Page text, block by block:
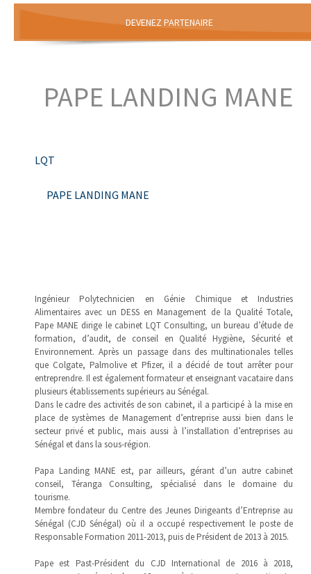
DEVENEZ PARTENAIRE
PAPE LANDING MANE
LQT
PAPE LANDING MANE
Ingénieur Polytechnicien en Génie Chimique et Industries
Alimentaires avec un DESS en Management de la Qualité Totale,
Pape MANE dirige le cabinet LQT Consulting, un bureau d’étude de
formation, d’audit, de conseil en Qualité Hygiène, Sécurité et
Environnement. Après un passage dans des multinationales telles
que Colgate, Palmolive et Pfizer, il a décidé de tout arrêter pour
entreprendre. Il est également formateur et enseignant vacataire dans
plusieurs établissements supérieurs au Sénégal.
Dans le cadre des activités de son cabinet, il a participé à la mise en
place de systèmes de Management d’entreprise aussi bien dans le
secteur privé et public, mais aussi à l’installation d’entreprises au
Sénégal et dans la sous-région.
Papa Landing MANE est, par ailleurs, gérant d’un autre cabinet
conseil, Téranga Consulting, spécialisé dans le domaine du
tourisme.
Membre fondateur du Centre des Jeunes Dirigeants d’Entreprise au
Sénégal (CJD Sénégal) où il a occupé respectivement le poste de
Responsable Formation 2011-2013, puis de Président de 2013 à 2015.
Pape est Past-Président du CJD International de 2016 à 2018,